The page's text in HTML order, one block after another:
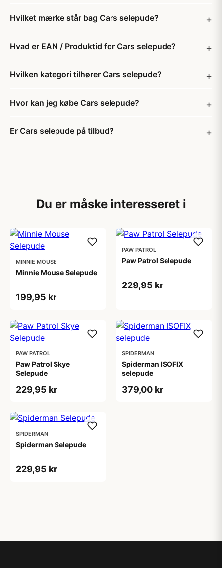
Hvilket mærke står bag Cars selepude?
Hvad er EAN / Produktid for Cars selepude?
Hvilken kategori tilhører Cars selepude?
Hvor kan jeg købe Cars selepude?
Er Cars selepude på tilbud?
Du er måske interesseret i
MINNIE MOUSE
Minnie Mouse Selepude
199,95 kr
PAW PATROL
Paw Patrol Selepude
229,95 kr
PAW PATROL
Paw Patrol Skye
Selepude
229,95 kr
SPIDERMAN
Spiderman ISOFIX
selepude
379,00 kr
SPIDERMAN
Spiderman Selepude
229,95 kr